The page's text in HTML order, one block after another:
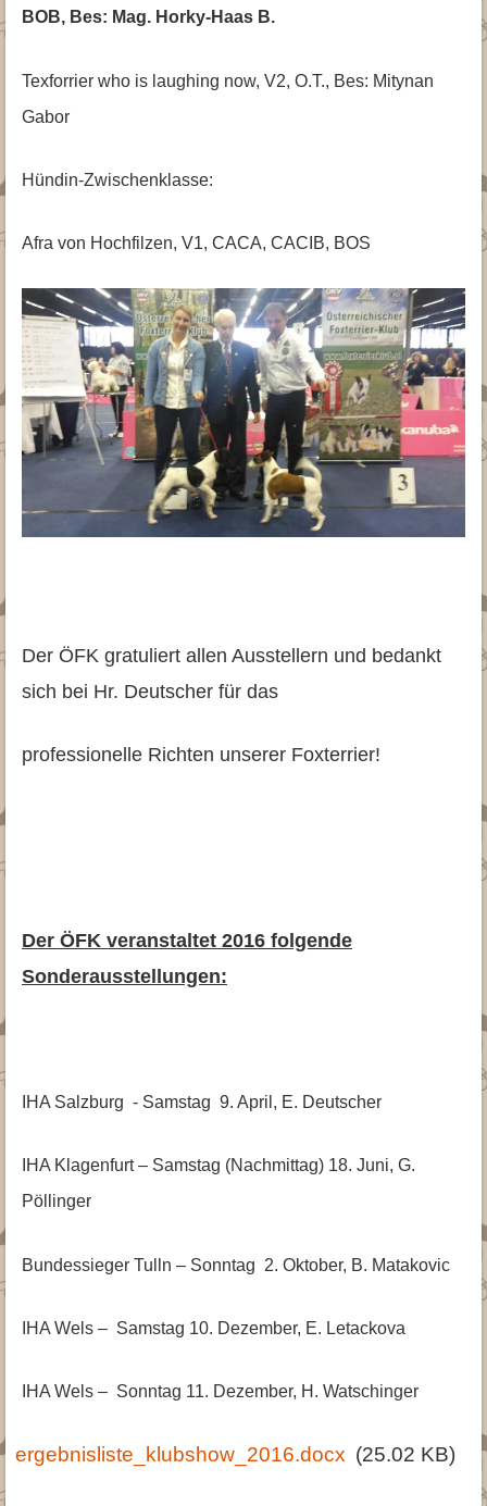
BOB, Bes: Mag. Horky-Haas B.
Texforrier who is laughing now, V2, O.T., Bes: Mitynan
Gabor
Hündin-Zwischenklasse:
Afra von Hochfilzen, V1, CACA, CACIB, BOS
Der ÖFK gratuliert allen Ausstellern und bedankt
sich bei Hr. Deutscher für das
professionelle Richten unserer Foxterrier!
Der ÖFK veranstaltet 2016 folgende
Sonderausstellungen:
IHA Salzburg - Samstag 9. April, E. Deutscher
IHA Klagenfurt – Samstag (Nachmittag) 18. Juni, G.
Pöllinger
Bundessieger Tulln – Sonntag 2. Oktober, B. Matakovic
IHA Wels – Samstag 10. Dezember, E. Letackova
IHA Wels – Sonntag 11. Dezember, H. Watschinger
ergebnisliste_klubshow_2016.docx (25.02 KB)